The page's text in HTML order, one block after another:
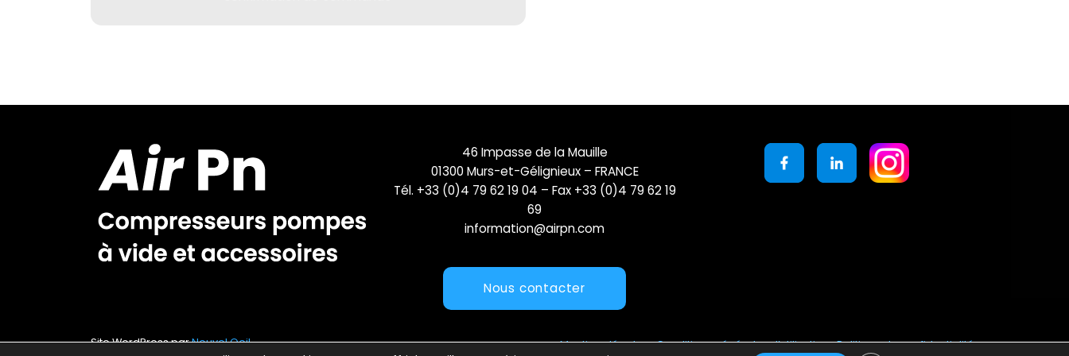
46 Impasse de la Mauille
01300 Murs-et-Gélignieux – FRANCE
Tél. +33 (0)4 79 62 19 04 – Fax +33 (0)4 79 62 19
69
information@airpn.com
Nous contacter
Site WordPress parNouvel Oeil Mentions légales Conditions générales d’utilisation Politique de confidentialité